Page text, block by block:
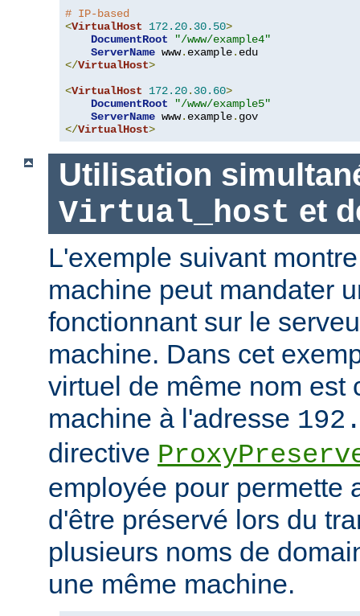
# IP-based
<VirtualHost 172.20. 30.50>
DocumentRoot
"/www/example4"
ServerName www. example.
</VirtualHost>
<VirtualHost 172.20. 30.60>
DocumentRoot
"/www/example5"
ServerName www. example.
</VirtualHost>
Utilisation
Virtual_host et
L'exemple suivant
machine peut mandater
fonctionnant sur le
machine. Dans cet
virtuel de même nom est
machine à l'adresse
directive
employée pour permette
d'être préservé lors du
plusieurs noms de
une même machine.